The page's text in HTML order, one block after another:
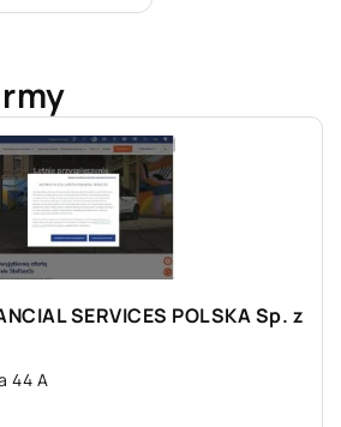
SERVICES POLSKA Sp. z
44 A